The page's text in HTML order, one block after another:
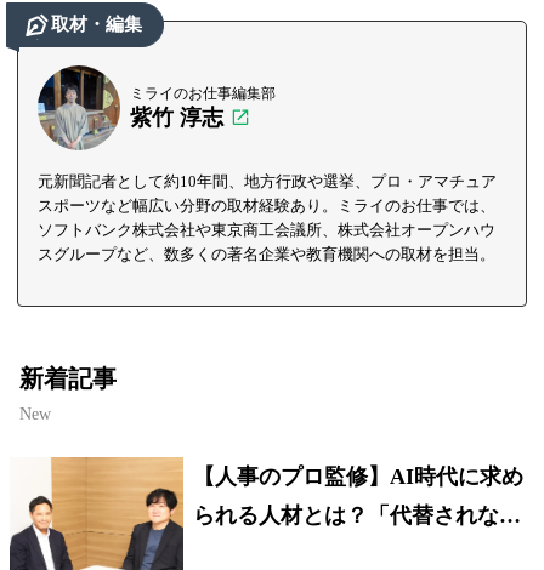
取材・編集
ミライのお仕事編集部
紫竹 淳志
元新聞記者として約10年間、地方行政や選挙、プロ・アマチュア
スポーツなど幅広い分野の取材経験あり。ミライのお仕事では、
ソフトバンク株式会社や東京商工会議所、株式会社オープンハウ
スグループなど、数多くの著名企業や教育機関への取材を担当。
新着記事
New
【人事のプロ監修】AI時代に求め
られる人材とは？「代替されない